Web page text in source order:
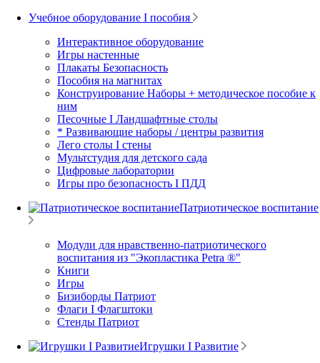
Учебное оборудование I пособия
Интерактивное оборудование
Игры настенные
Плакаты Безопасность
Пособия на магнитах
Конструирование Наборы + методическое пособие к
ним
Песочные I Ландшафтные столы
* Развивающие наборы / центры развития
Лего столы I стены
Мультстудия для детского сада
Цифровые лаборатории
Игры про безопасность I ПДД
Патриотическое воспитание
Модули для нравственно-патриотического
воспитания из "Экопластика Petra ®"
Книги
Игры
Бизиборды Патриот
Флаги I Флагштоки
Стенды Патриот
Игрушки I Развитие